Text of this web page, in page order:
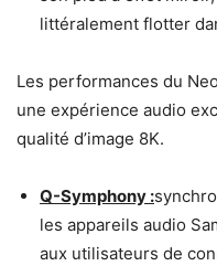
littéralement flotter
Les performances du
une expérience audio
qualité d’image 8K.
Q-Symphony :
les appareils audio
aux utilisateurs de